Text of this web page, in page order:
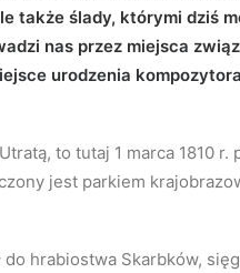
także ślady, którymi dziś
nas przez miejsca
urodzenia
to tutaj 1 marca 1810 r.
jest parkiem
hrabiostwa Skarbków,